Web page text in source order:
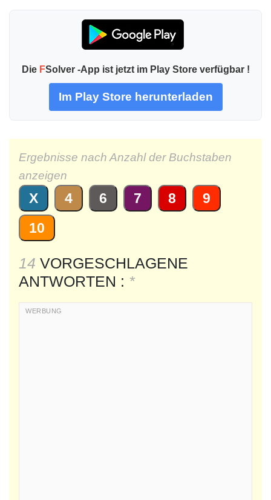
Die FSolver -App ist jetzt im Play Store verfügbar !
Im Play Store herunterladen
Ergebnisse nach Anzahl der Buchstaben
anzeigen
X 4 6 7 8
9
10
14 VORGESCHLAGENE
ANTWORTEN : *